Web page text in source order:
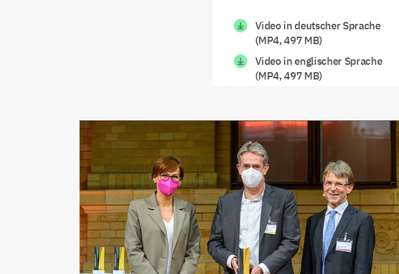
Video in deutscher Sprache
(MP4, 497 MB)
Video in englischer Sprache
(MP4, 497 MB)